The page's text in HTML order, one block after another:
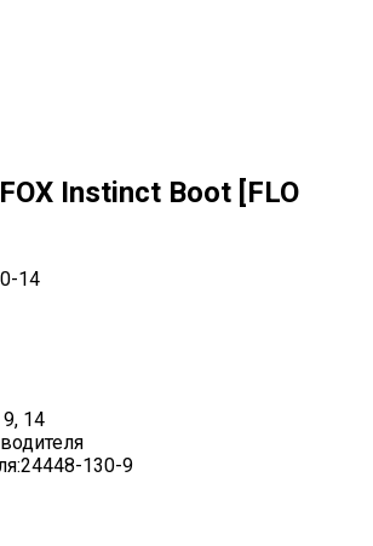
Instinct Boot [FLO
14
9, 14
24448-130-9